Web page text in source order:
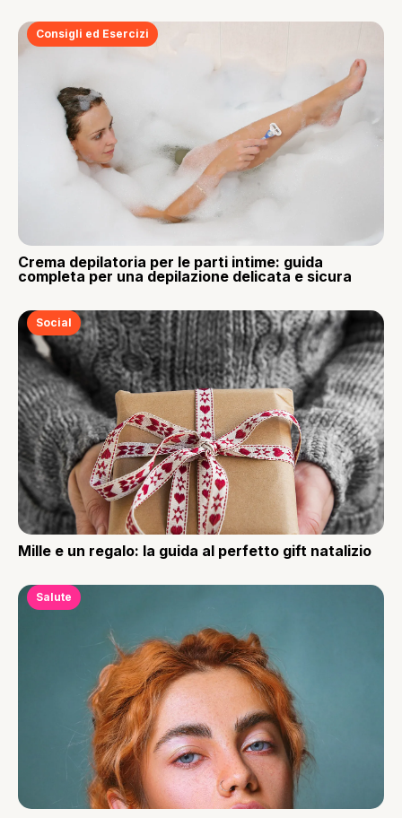
Consigli ed Esercizi
Crema depilatoria per le parti intime: guida
completa per una depilazione delicata e sicura
Social
Mille e un regalo: la guida al perfetto gift natalizio
Salute